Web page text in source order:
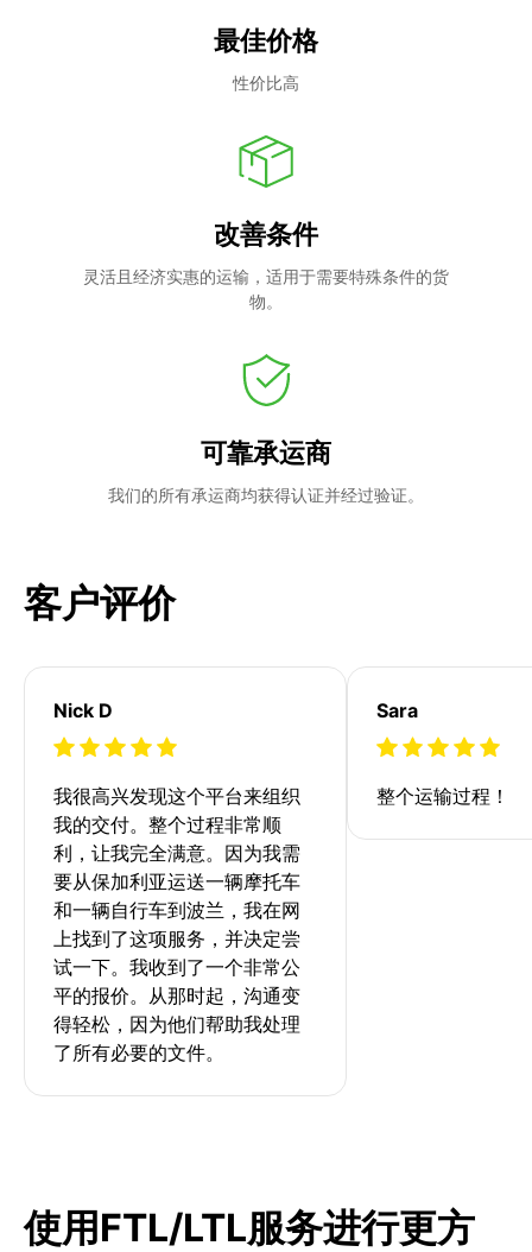
最佳价格
性价比高
改善条件
灵活且经济实惠的运输，适用于需要特殊条件的货
物。
可靠承运商
我们的所有承运商均获得认证并经过验证。
客户评价
Nick D
我很高兴发现这个平台来组织
我的交付。整个过程非常顺
利，让我完全满意。因为我需
要从保加利亚运送一辆摩托车
和一辆自行车到波兰，我在网
上找到了这项服务，并决定尝
试一下。我收到了一个非常公
平的报价。从那时起，沟通变
得轻松，因为他们帮助我处理
了所有必要的文件。
Sara
整个运输过程！
使用FTL/LTL服务进行更方